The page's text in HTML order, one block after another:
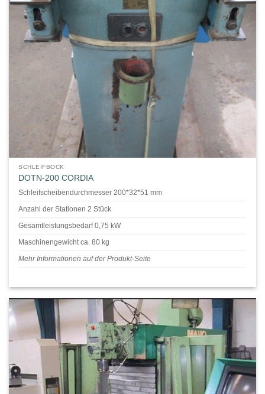
SCHLEIFBOCK
DOTN-200 CORDIA
Schleifscheibendurchmesser 200*32*51 mm
Anzahl der Stationen 2 Stück
Gesamtleistungsbedarf 0,75 kW
Maschinengewicht ca. 80 kg
Mehr Informationen auf der Produkt-Seite